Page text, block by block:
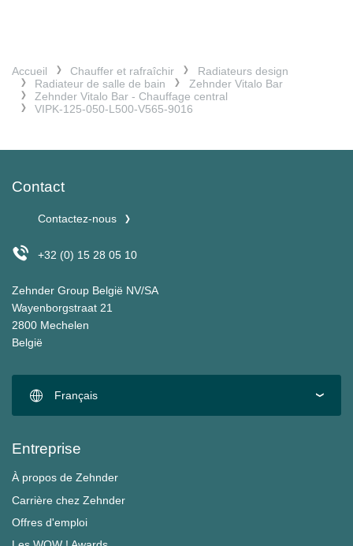
Accueil Chauffer et rafraîchir
Radiateurs design
Radiateur de salle de bain
Zehnder Vitalo Bar
Zehnder Vitalo Bar - Chauffage central
VIPK-125-050-L500-V565-9016
Contact
Contactez-nous
+32 (0) 15 28 05 10
Zehnder Group België NV/SA
Wayenborgstraat 21
2800 Mechelen
België
Français
Entreprise
À propos de Zehnder
Carrière chez Zehnder
Offres d'emploi